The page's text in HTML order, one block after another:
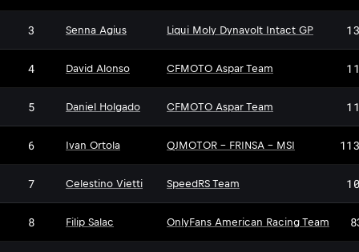
3 Senna Agius Liqui Moly Dynavolt Intact GP
4 David Alonso CFMOTO Aspar Team
5 Daniel Holgado CFMOTO Aspar Team
6 Ivan Ortola QJMOTOR - FRINSA - MSI
7 Celestino Vietti SpeedRS Team
8 Filip Salac OnlyFans American Racing Team